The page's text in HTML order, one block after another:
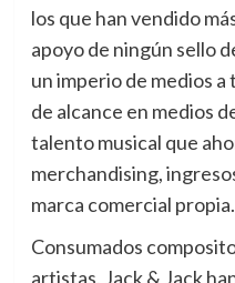
los que han vendido
apoyo de ningún sello
un imperio de medios
de alcance en medios
talento musical que
merchandising,
marca comercial propia.
Consumados
artistas, Jack & Jack